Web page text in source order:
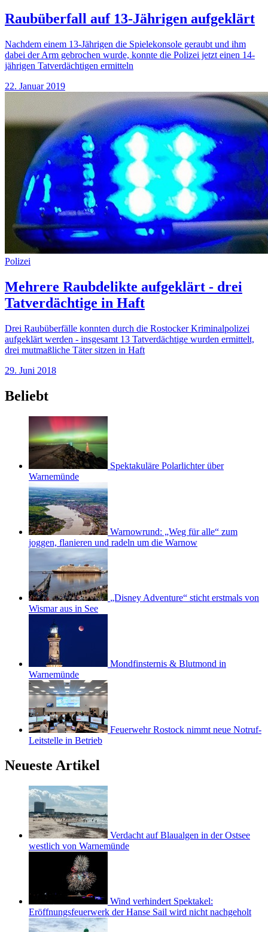
Raubüberfall auf 13-Jährigen aufgeklärt
Nachdem einem 13-Jährigen die Spielekonsole geraubt und ihm
dabei der Arm gebrochen wurde, konnte die Polizei jetzt einen 14-
jährigen Tatverdächtigen ermitteln
22. Januar 2019
Polizei
Mehrere Raubdelikte aufgeklärt - drei
Tatverdächtige in Haft
Drei Raubüberfälle konnten durch die Rostocker Kriminalpolizei
aufgeklärt werden - insgesamt 13 Tatverdächtige wurden ermittelt,
drei mutmaßliche Täter sitzen in Haft
29. Juni 2018
Beliebt
Spektakuläre Polarlichter über
Warnemünde
Warnowrund: „Weg für alle“ zum
joggen, flanieren und radeln um die Warnow
„Disney Adventure“ sticht erstmals von
Wismar aus in See
Mondfinsternis & Blutmond in
Warnemünde
Feuerwehr Rostock nimmt neue Notruf-
Leitstelle in Betrieb
Neueste Artikel
Verdacht auf Blaualgen in der Ostsee
westlich von Warnemünde
Wind verhindert Spektakel:
Eröffnungsfeuerwerk der Hanse Sail wird nicht nachgeholt